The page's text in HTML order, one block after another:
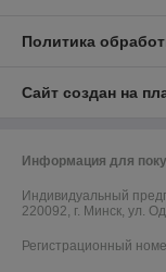
Политика
Сайт создан на
Информация для
Индивидуальный
220092, г. Минск, ул.
Регистрационный